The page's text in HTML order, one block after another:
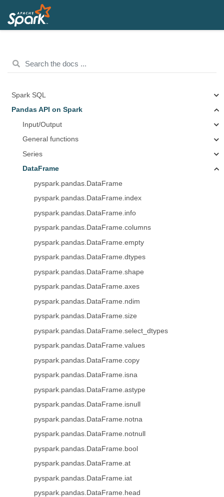
Spark SQL
Pandas API on Spark
Input/Output
General functions
Series
DataFrame
pyspark.pandas.DataFrame
pyspark.pandas.DataFrame.index
pyspark.pandas.DataFrame.info
pyspark.pandas.DataFrame.columns
pyspark.pandas.DataFrame.empty
pyspark.pandas.DataFrame.dtypes
pyspark.pandas.DataFrame.shape
pyspark.pandas.DataFrame.axes
pyspark.pandas.DataFrame.ndim
pyspark.pandas.DataFrame.size
pyspark.pandas.DataFrame.select_dtypes
pyspark.pandas.DataFrame.values
pyspark.pandas.DataFrame.copy
pyspark.pandas.DataFrame.isna
pyspark.pandas.DataFrame.astype
pyspark.pandas.DataFrame.isnull
pyspark.pandas.DataFrame.notna
pyspark.pandas.DataFrame.notnull
pyspark.pandas.DataFrame.bool
pyspark.pandas.DataFrame.at
pyspark.pandas.DataFrame.iat
pyspark.pandas.DataFrame.head